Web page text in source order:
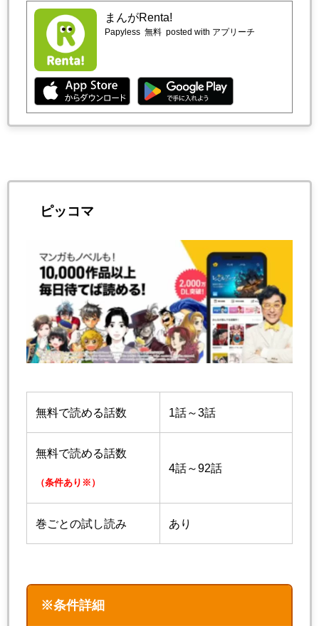
まんがRenta!
Papyless 無料 posted with アプリーチ
ピッコマ
無料で読める話数 1話～3話
無料で読める話数
（条件あり※）
4話～92話
巻ごとの試し読み あり
※条件詳細